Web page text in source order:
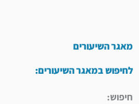
מאגר השיעורים
לחיפוש במאגר השיעורים:
חיפוש: